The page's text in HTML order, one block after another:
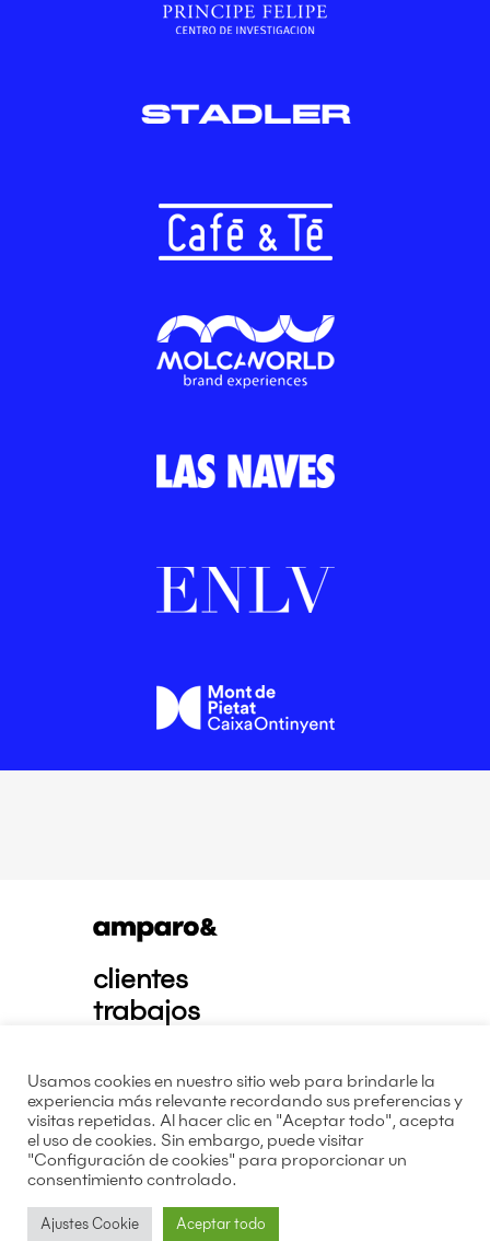
clientes
trabajos
nosotros
linkedin
instagram
facebook
youtube
Usamos cookies en nuestro sitio web para brindarle la
experiencia más relevante recordando sus preferencias y
visitas repetidas. Al hacer clic en "Aceptar todo", acepta
el uso de cookies. Sin embargo, puede visitar
"Configuración de cookies" para proporcionar un
consentimiento controlado.
Ajustes Cookie Aceptar todo